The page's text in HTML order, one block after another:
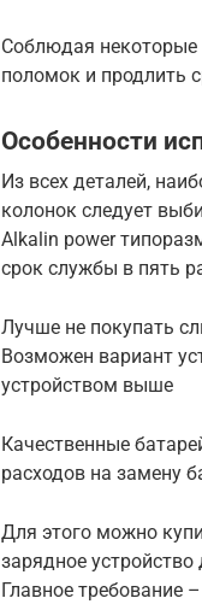
Соблюдая некоторые
поломок и продлить
Особенности
Из всех деталей,
колонок следует
Alkalin power
срок службы в пять
Лучше не покупать
Возможен вариант
устройством выше
Качественные
расходов на замену
Для этого можно
зарядное
Главное требование